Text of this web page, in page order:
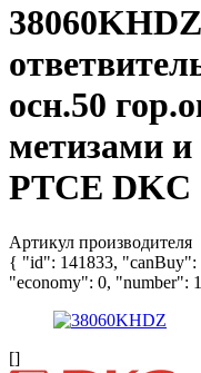
осн.50
метизами
PTCE DKC
Артикул производителя
{ "id": 141833,
"economy": 0, "number":
[]